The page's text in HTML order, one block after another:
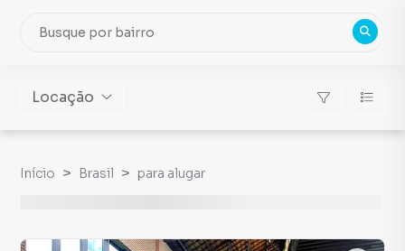
Locação
Início Brasil para alugar